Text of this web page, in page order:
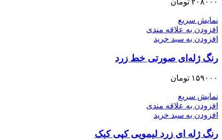
۲۰۸۰۰۰ تومان
نمایش سریع
افزودن به علاقه مندی
افزودن به سبد خرید
رنگ ژله‌ای صورتی خط زرد
۱۵۹۰۰۰ تومان
نمایش سریع
افزودن به علاقه مندی
افزودن به سبد خرید
رنگ ژله ای زرد لیمویی کپی کیک